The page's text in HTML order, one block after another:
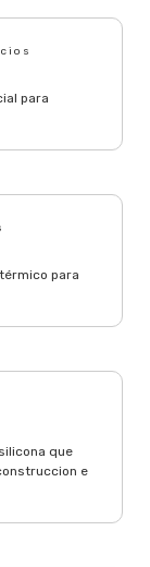
para
para
que
e